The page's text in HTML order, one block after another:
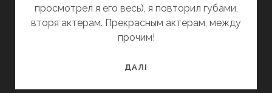
просмотрел я его весь), я повторил губами,
вторя актерам. Прекрасным актерам, между
прочим!
ДАЛІ